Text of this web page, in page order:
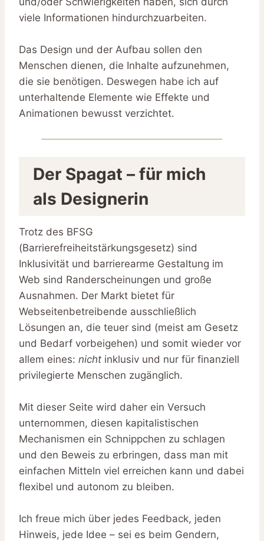
viele Informationen hindurchzuarbeiten.
Das Design und der Aufbau sollen den
Menschen dienen, die Inhalte aufzunehmen,
die sie benötigen. Deswegen habe ich auf
unterhaltende Elemente wie Effekte und
Animationen bewusst verzichtet.
Der Spagat – für mich
als Designerin
Trotz des BFSG
(Barrierefreiheitstärkungsgesetz) sind
Inklusivität und barrierearme Gestaltung im
Web sind Randerscheinungen und große
Ausnahmen. Der Markt bietet für
Webseitenbetreibende ausschließlich
Lösungen an, die teuer sind (meist am Gesetz
und Bedarf vorbeigehen) und somit wieder vor
allem eines: nicht inklusiv und nur für finanziell
privilegierte Menschen zugänglich.
Mit dieser Seite wird daher ein Versuch
unternommen, diesen kapitalistischen
Mechanismen ein Schnippchen zu schlagen
und den Beweis zu erbringen, dass man mit
einfachen Mitteln viel erreichen kann und dabei
flexibel und autonom zu bleiben.
Ich freue mich über jedes Feedback, jeden
Hinweis, jede Idee – sei es beim Gendern,